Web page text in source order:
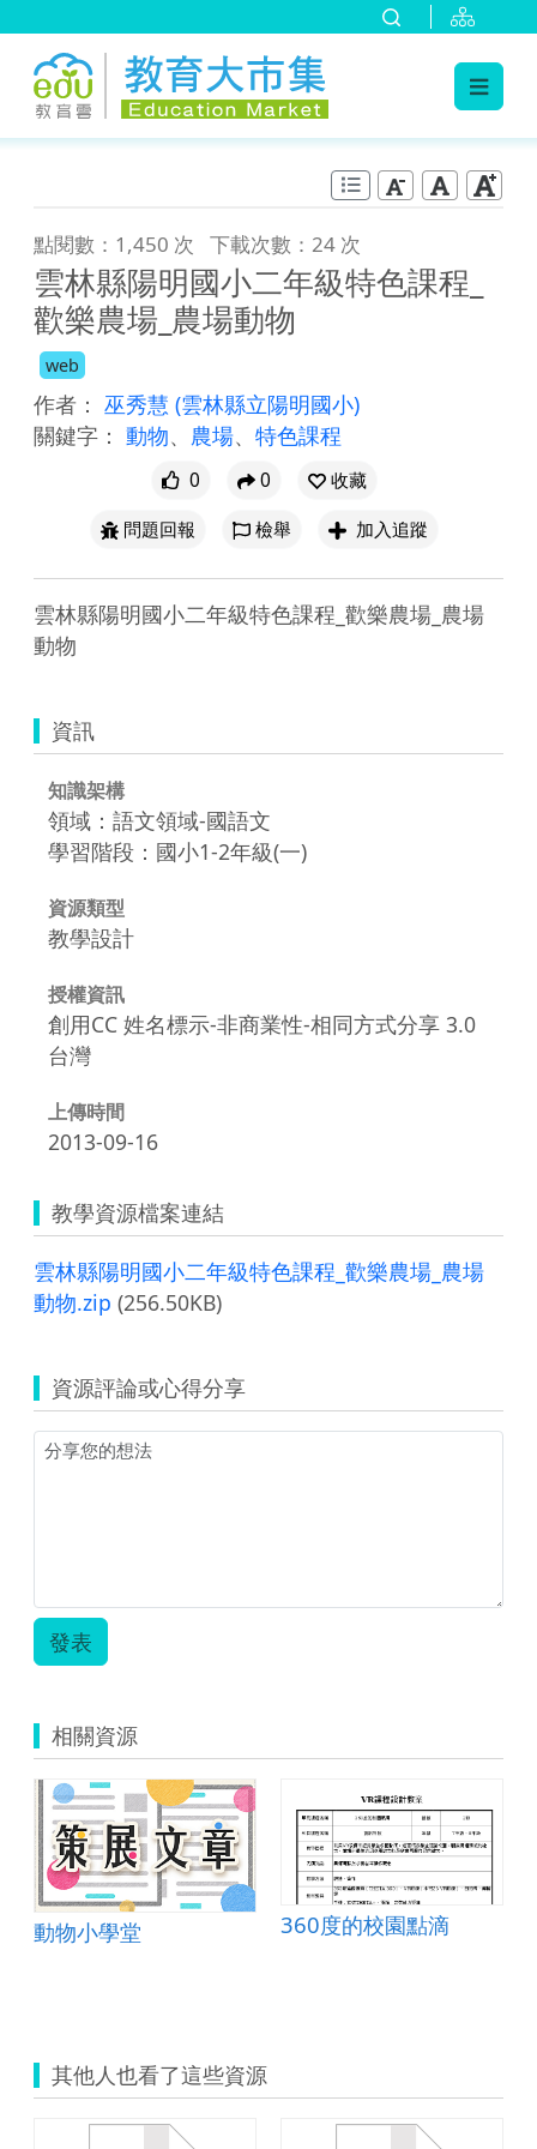
點閱數：1,450 次 下載次數：24 次
雲林縣陽明國小二年級特色課程_
歡樂農場_農場動物
web
作者： 巫秀慧 (雲林縣立陽明國小)
關鍵字： 動物、 農場、 特色課程
0 0
收藏
問題回報
檢舉 加入追蹤
雲林縣陽明國小二年級特色課程_歡樂農場_農場
動物
資訊
知識架構
領域：語文領域-國語文
學習階段：國小1-2年級(一)
資源類型
教學設計
授權資訊
創用CC 姓名標示-非商業性-相同方式分享 3.0
台灣
上傳時間
2013-09-16
教學資源檔案連結
雲林縣陽明國小二年級特色課程_歡樂農場_農場
動物.zip (256.50KB)
資源評論或心得分享
發表
相關資源
動物小學堂
360度的校園點滴
其他人也看了這些資源